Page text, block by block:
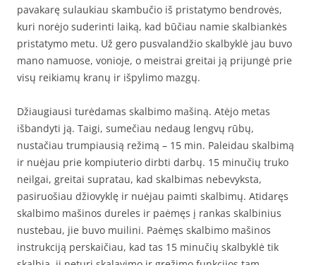
pavakarę sulaukiau skambučio iš pristatymo bendrovės,
kuri norėjo suderinti laiką, kad būčiau namie skalbiankės
pristatymo metu. Už gero pusvalandžio skalbyklė jau buvo
mano namuose, vonioje, o meistrai greitai ją prijungė prie
visų reikiamų kranų ir išpylimo mazgų.
Džiaugiausi turėdamas skalbimo mašiną. Atėjo metas
išbandyti ją. Taigi, sumečiau nedaug lengvų rūbų,
nustačiau trumpiausią režimą – 15 min. Paleidau skalbimą
ir nuėjau prie kompiuterio dirbti darbų. 15 minučių truko
neilgai, greitai supratau, kad skalbimas nebevyksta,
pasiruošiau džiovyklę ir nuėjau paimti skalbimų. Atidaręs
skalbimo mašinos dureles ir paėmęs į rankas skalbinius
nustebau, jie buvo muilini. Paėmęs skalbimo mašinos
instrukciją perskaičiau, kad tas 15 minučių skalbyklė tik